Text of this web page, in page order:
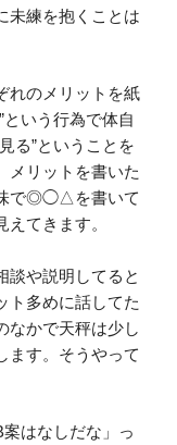
未練を抱くことは
れのメリットを紙
いう行為で体自
る”ということを
メリットを書いた
味で◎◯△を書いて
てきます。
談や説明してると
ト多めに話してた
なかで天秤は少し
ます。そうやって
はなしだな」っ